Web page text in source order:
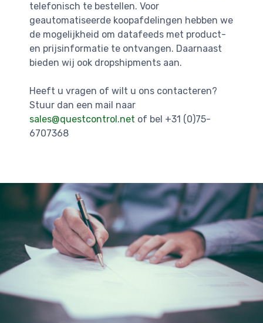
telefonisch te bestellen. Voor
geautomatiseerde koopafdelingen hebben we
de mogelijkheid om datafeeds met product-
en prijsinformatie te ontvangen. Daarnaast
bieden wij ook dropshipments aan.
Heeft u vragen of wilt u ons contacteren?
Stuur dan een mail naar
sales@questcontrol.net of bel +31 (0)75-
6707368